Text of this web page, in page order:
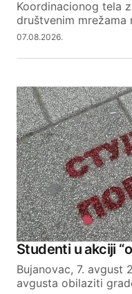
Koordinacionog tela
društvenim
07.08.2026.
Studenti u akciji
Bujanovac, 7. avgust
avgusta obilaziti